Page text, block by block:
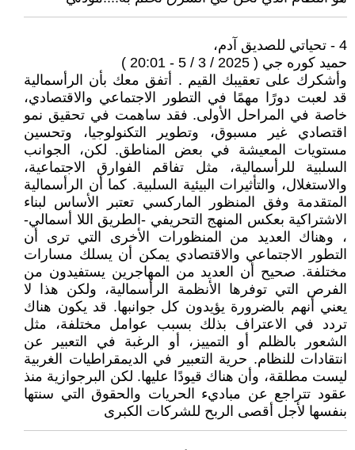
4 - تحياتي للصديق آدم،
حميد كوره جي ( 2025 / 3 / 5 - 20:01 )
وأشكرك على تعقيبك القيم . أتفق معك بأن الرأسمالية
قد لعبت دورًا مهمًا في التطور الاجتماعي والاقتصادي،
خاصة في المراحل الأولى. فقد ساهمت في تحقيق نمو
اقتصادي غير مسبوق، وتطوير التكنولوجيا، وتحسين
مستويات المعيشة في بعض المناطق. لكن، الجوانب
السلبية للرأسمالية، مثل تفاقم الفوارق الاجتماعية،
والاستغلال، والتأثيرات البيئية السلبية. كما أن الرأسمالية
المتقدمة وفق المنظور الماركسي تعتبر الأساس لبناء
الاشتراكية بعكس المنهج التحريفي -الطريق اللا أسمالي-
، وهناك العديد من المنظورات الأخرى التي ترى أن
التطور الاجتماعي والاقتصادي يمكن أن يسلك مسارات
مختلفة. صحيح أن العديد من المهاجرين يستفيدون من
الفرص التي توفرها الأنظمة الرأسمالية، ولكن هذا لا
يعني أنهم بالضرورة يؤيدون كل جوانبها. قد يكون هناك
تردد في الاعتراف بذلك بسبب عوامل مختلفة، مثل
الشعور بالظلم أو التمييز، أو الرغبة في التعبير عن
انتقادات للنظام. حرية التعبير في الديمقراطيات الغربية
ليست مطلقة، وأن هناك قيودًا عليها. لكن البرجوازية منذ
عقود تتراجع عن مباديء الحريات والحقوق التي سنتها
بنفسها لأجل أقصى الربح للشركات الكبرى